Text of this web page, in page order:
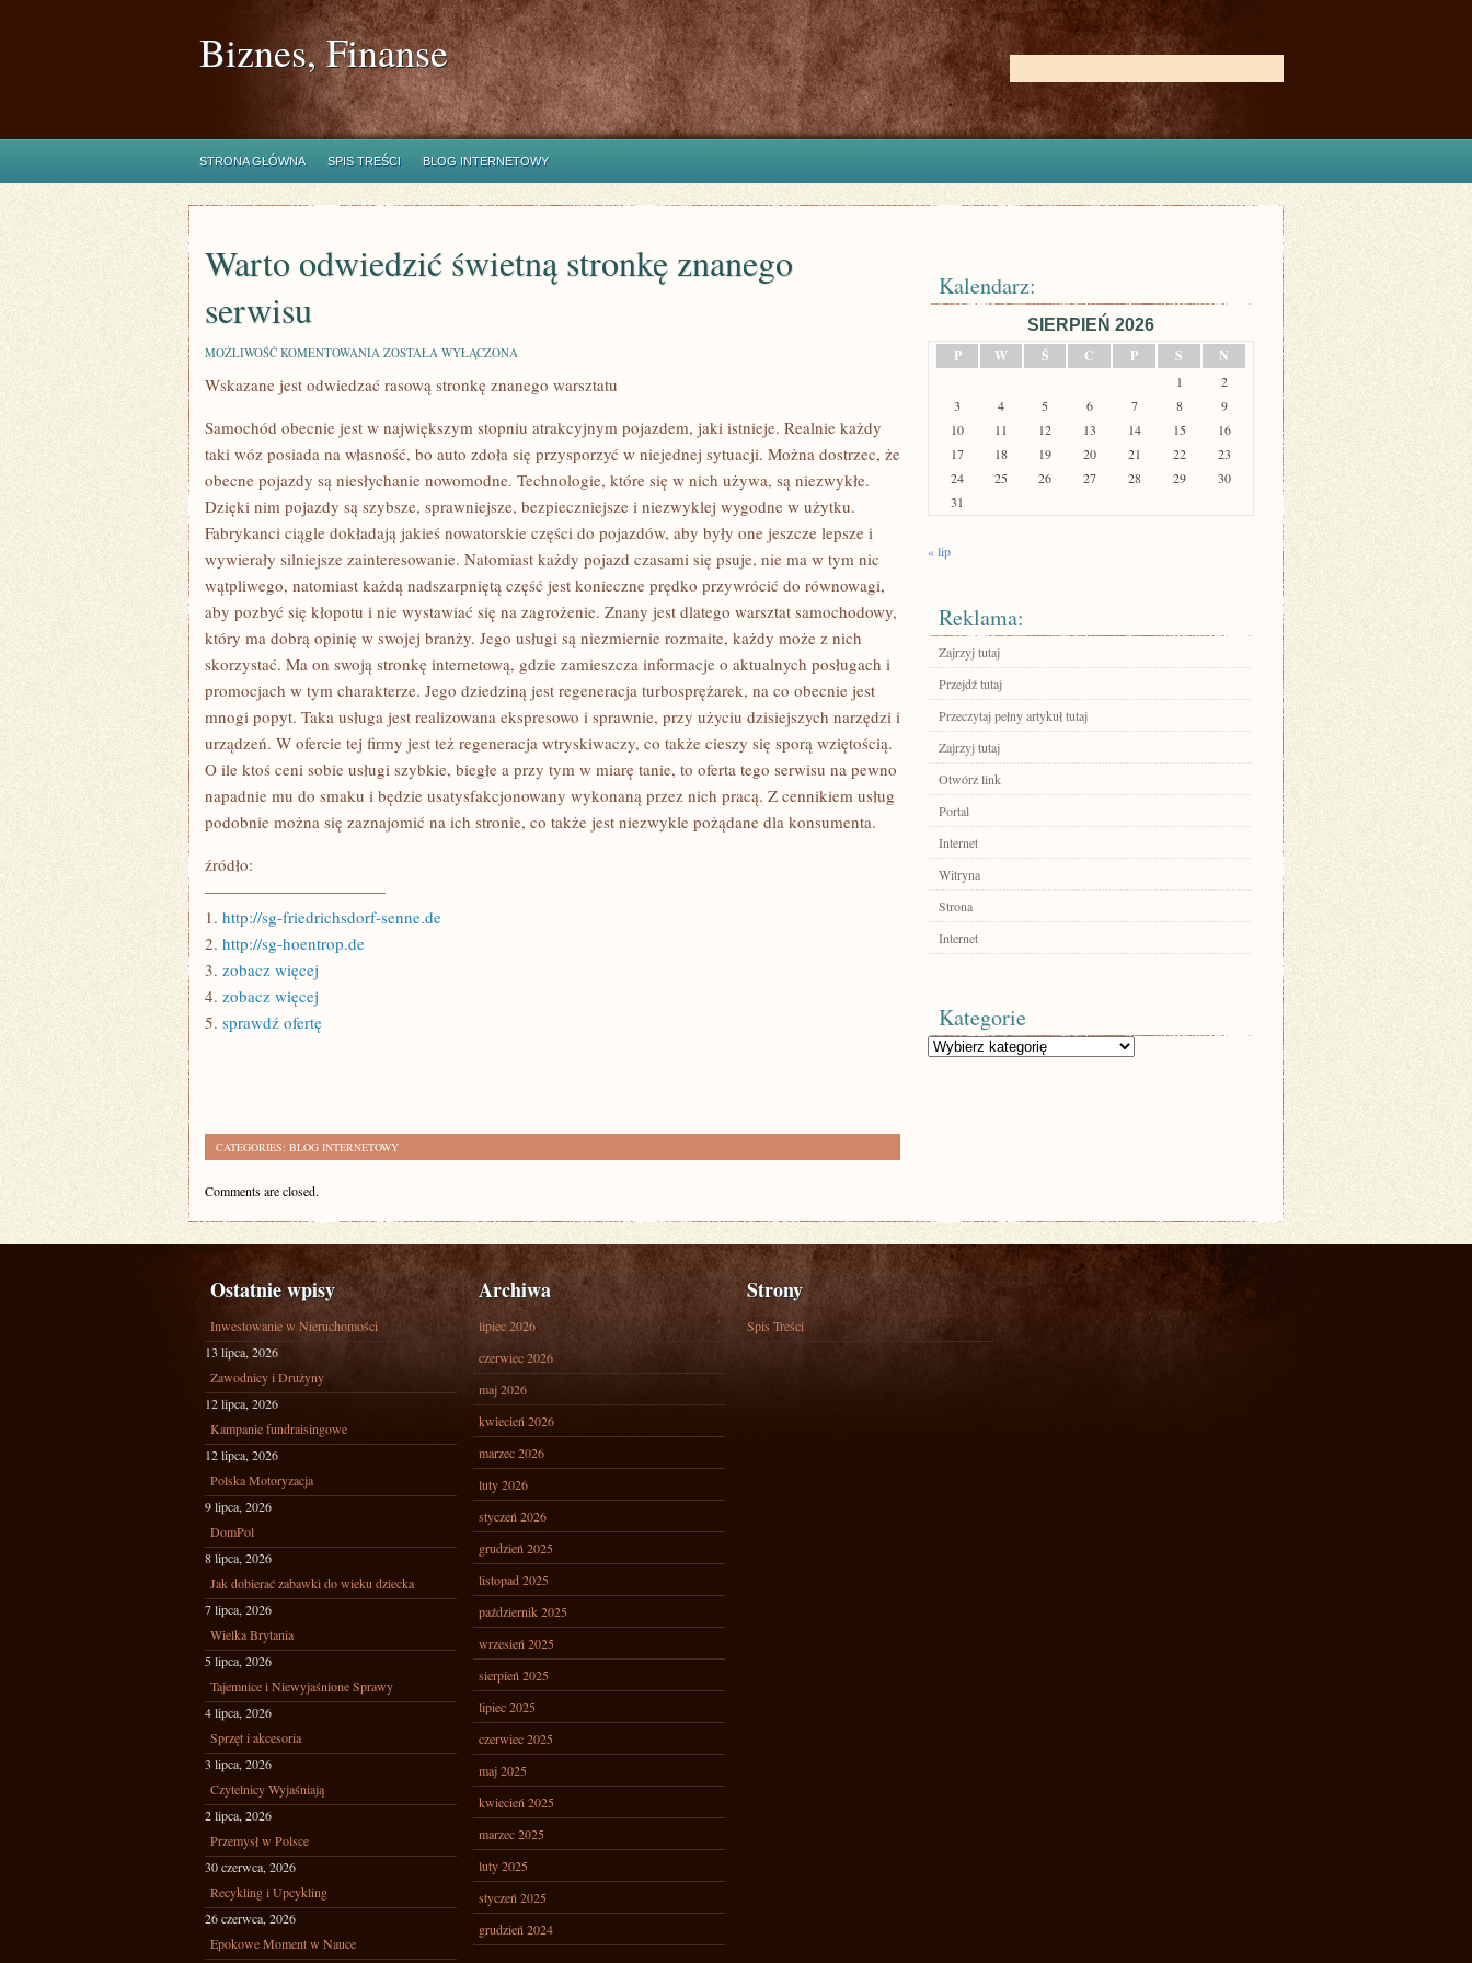
Biznes, Finanse
STRONA GŁÓWNA SPIS TREŚCI BLOG INTERNETOWY
Warto odwiedzić świetną stronkę znanego
serwisu
MOŻLIWOŚĆ KOMENTOWANIA WARTO
ŚWIETNĄ
STRONKĘ
SERWISU
ZOSTAŁA WYŁĄCZONA
Wskazane jest odwiedzać rasową stronkę znanego warsztatu
Samochód obecnie jest w największym stopniu atrakcyjnym pojazdem, jaki istnieje. Realnie każdy
taki wóz posiada na własność, bo auto zdoła się przysporzyć w niejednej sytuacji. Można dostrzec, że
obecne pojazdy są niesłychanie nowomodne. Technologie, które się w nich używa, są niezwykłe.
Dzięki nim pojazdy są szybsze, sprawniejsze, bezpieczniejsze i niezwyklej wygodne w użytku.
Fabrykanci ciągle dokładają jakieś nowatorskie części do pojazdów, aby były one jeszcze lepsze i
wywierały silniejsze zainteresowanie. Natomiast każdy pojazd czasami się psuje, nie ma w tym nic
wątpliwego, natomiast każdą nadszarpniętą część jest konieczne prędko przywrócić do równowagi,
aby pozbyć się kłopotu i nie wystawiać się na zagrożenie. Znany jest dlatego warsztat samochodowy,
który ma dobrą opinię w swojej branży. Jego usługi są niezmiernie rozmaite, każdy może z nich
skorzystać. Ma on swoją stronkę internetową, gdzie zamieszcza informacje o aktualnych posługach i
promocjach w tym charakterze. Jego dziedziną jest regeneracja turbosprężarek, na co obecnie jest
mnogi popyt. Taka usługa jest realizowana ekspresowo i sprawnie, przy użyciu dzisiejszych narzędzi i
urządzeń. W ofercie tej firmy jest też regeneracja wtryskiwaczy, co także cieszy się sporą wziętością.
O ile ktoś ceni sobie usługi szybkie, biegłe a przy tym w miarę tanie, to oferta tego serwisu na pewno
napadnie mu do smaku i będzie usatysfakcjonowany wykonaną przez nich pracą. Z cennikiem usług
podobnie można się zaznajomić na ich stronie, co także jest niezwykle pożądane dla konsumenta.
źródło:
———————————
1. http://sg-friedrichsdorf-senne.de
2. http://sg-hoentrop.de
3. zobacz więcej
4. zobacz więcej
5. sprawdź ofertę
CATEGORIES: BLOG INTERNETOWY
Comments are closed.
Kalendarz:
SIERPIEŃ 2026
P
W Ś C P S N
1
2
3
4 5 6 7 8
9
10
11 12 13 14 15
16
17
18 19 20 21 22
23
24
25 26 27 28 29
30
31
« lip
Reklama:
Zajrzyj tutaj
Przejdź tutaj
Przeczytaj pełny artykuł tutaj
Zajrzyj tutaj
Otwórz link
Portal
Internet
Witryna
Strona
Internet
Kategorie
Kategorie
Ostatnie wpisy
Inwestowanie w Nieruchomości
13 lipca, 2026
Zawodnicy i Drużyny
12 lipca, 2026
Kampanie fundraisingowe
12 lipca, 2026
Polska Motoryzacja
9 lipca, 2026
DomPol
8 lipca, 2026
Jak dobierać zabawki do wieku dziecka
7 lipca, 2026
Wielka Brytania
5 lipca, 2026
Tajemnice i Niewyjaśnione Sprawy
4 lipca, 2026
Sprzęt i akcesoria
3 lipca, 2026
Czytelnicy Wyjaśniają
2 lipca, 2026
Przemysł w Polsce
30 czerwca, 2026
Recykling i Upcykling
26 czerwca, 2026
Epokowe Moment w Nauce
Archiwa
lipiec 2026
czerwiec 2026
maj 2026
kwiecień 2026
marzec 2026
luty 2026
styczeń 2026
grudzień 2025
listopad 2025
październik 2025
wrzesień 2025
sierpień 2025
lipiec 2025
czerwiec 2025
maj 2025
kwiecień 2025
marzec 2025
luty 2025
styczeń 2025
grudzień 2024
Strony
Spis Treści